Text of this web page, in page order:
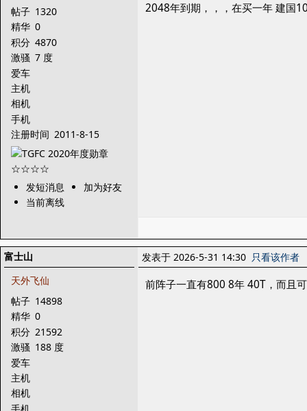
帖子 1320
精华 0
积分 4870
激骚 7 度
爱车
主机
相机
手机
注册时间 2011-8-15
发短消息
加为好友
当前离线
2048年到期，，，在买一年 建国
富士山
天外飞仙
帖子 14898
精华 0
积分 21592
激骚 188 度
爱车
主机
相机
发表于 2026-5-31 14:30 只看该作者
前阵子一直有800 8年 40T，而且